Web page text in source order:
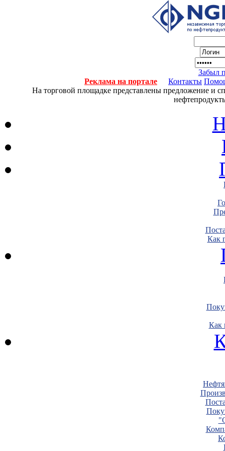
Забыл
Реклама на портале
Контакты
На торговой площадке представлены предложение и
Как
Как